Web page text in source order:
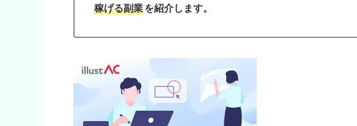
稼げる副業を紹介します。